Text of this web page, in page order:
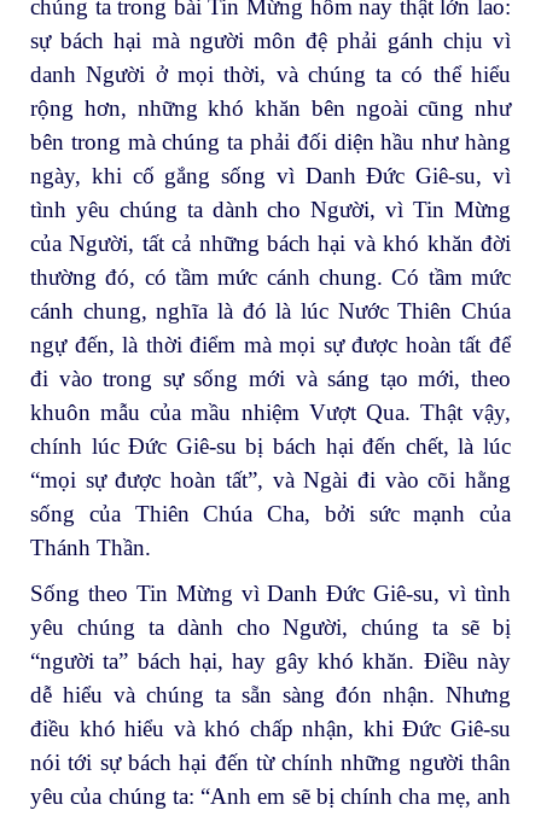
chúng ta trong bài Tin Mừng hôm nay thật lớn lao:
sự bách hại mà người môn đệ phải gánh chịu vì
danh Người ở mọi thời, và chúng ta có thể hiểu
rộng hơn, những khó khăn bên ngoài cũng như
bên trong mà chúng ta phải đối diện hầu như hàng
ngày, khi cố gắng sống vì Danh Đức Giê-su, vì
tình yêu chúng ta dành cho Người, vì Tin Mừng
của Người, tất cả những bách hại và khó khăn đời
thường đó, có tầm mức cánh chung. Có tầm mức
cánh chung, nghĩa là đó là lúc Nước Thiên Chúa
ngự đến, là thời điểm mà mọi sự được hoàn tất để
đi vào trong sự sống mới và sáng tạo mới, theo
khuôn mẫu của mầu nhiệm Vượt Qua. Thật vậy,
chính lúc Đức Giê-su bị bách hại đến chết, là lúc
“mọi sự được hoàn tất”, và Ngài đi vào cõi hằng
sống của Thiên Chúa Cha, bởi sức mạnh của
Thánh Thần.
Sống theo Tin Mừng vì Danh Đức Giê-su, vì tình
yêu chúng ta dành cho Người, chúng ta sẽ bị
“người ta” bách hại, hay gây khó khăn. Điều này
dễ hiểu và chúng ta sẵn sàng đón nhận. Nhưng
điều khó hiểu và khó chấp nhận, khi Đức Giê-su
nói tới sự bách hại đến từ chính những người thân
yêu của chúng ta: “Anh em sẽ bị chính cha mẹ, anh